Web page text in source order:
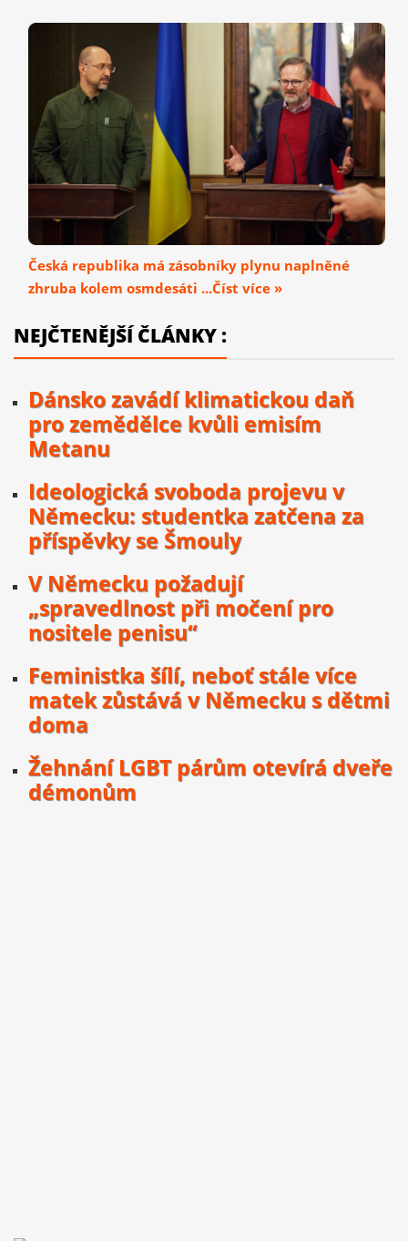
Česká republika má zásobníky plynu naplněné
zhruba kolem osmdesáti ...Číst více »
NEJČTENĚJŠÍ ČLÁNKY :
Dánsko zavádí klimatickou daň
pro zemědělce kvůli emisím
Metanu
Ideologická svoboda projevu v
Německu: studentka zatčena za
příspěvky se Šmouly
V Německu požadují
„spravedlnost při močení pro
nositele penisu“
Feministka šílí, neboť stále více
matek zůstává v Německu s dětmi
doma
Žehnání LGBT párům otevírá dveře
démonům